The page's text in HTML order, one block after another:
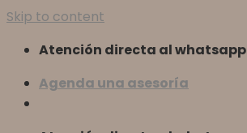
Skip to content
Atención directa al whatsapp
Agenda una asesoría